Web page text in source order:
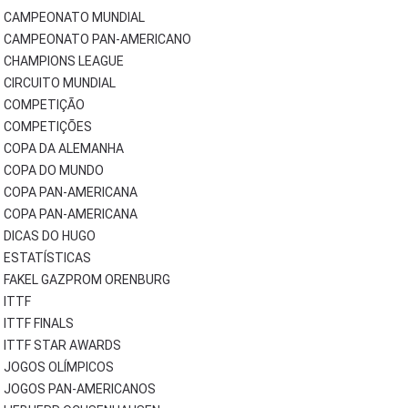
CAMPEONATO MUNDIAL
CAMPEONATO PAN-AMERICANO
CHAMPIONS LEAGUE
CIRCUITO MUNDIAL
COMPETIÇÃO
COMPETIÇÕES
COPA DA ALEMANHA
COPA DO MUNDO
COPA PAN-AMERICANA
COPA PAN-AMERICANA
DICAS DO HUGO
ESTATÍSTICAS
FAKEL GAZPROM ORENBURG
ITTF
ITTF FINALS
ITTF STAR AWARDS
JOGOS OLÍMPICOS
JOGOS PAN-AMERICANOS